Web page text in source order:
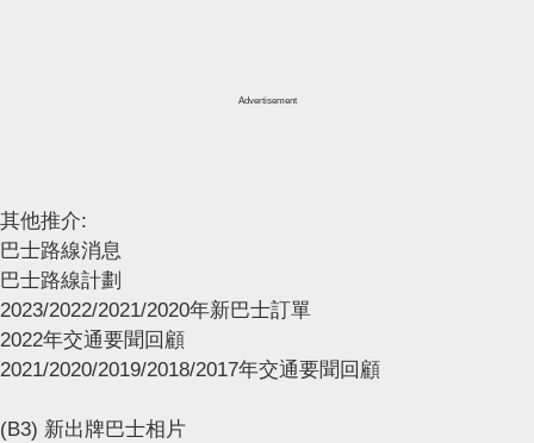
Advertisement
其他推介:
巴士路線消息
巴士路線計劃
2023/2022/2021/2020年新巴士訂單
2022年交通要聞回顧
2021/2020/2019/2018/2017年交通要聞回顧
(B3) 新出牌巴士相片